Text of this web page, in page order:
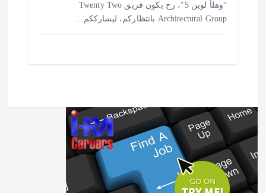
“وهلأ لوين 5″، رح يكون فريق Twenty Two
Architectural Group بانتظاركم، ليشارككم…